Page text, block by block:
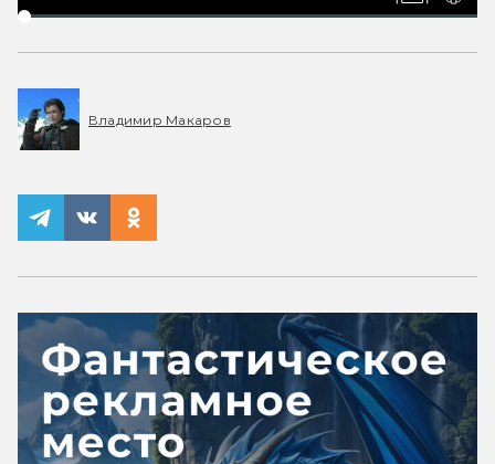
Владимир Макаров